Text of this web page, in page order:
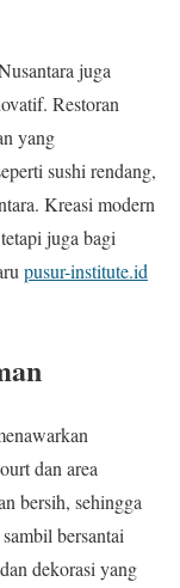
juga
Restoran
yang
sushi rendang,
Kreasi modern
juga bagi
pusur-institute.id
dan area
bersih, sehingga
bersantai
dekorasi yang